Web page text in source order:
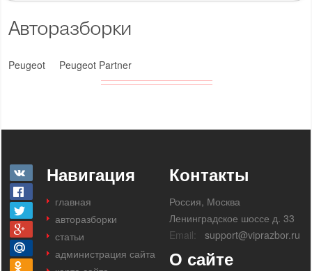
Авторазборки
Peugeot Peugeot Partner
Навигация
главная
авторазборки
статьи
администрация сайта
Контакты
Россия, Москва
Ленинградское шоссе д. 33
Email:
support@viprazbor.ru
О сайте